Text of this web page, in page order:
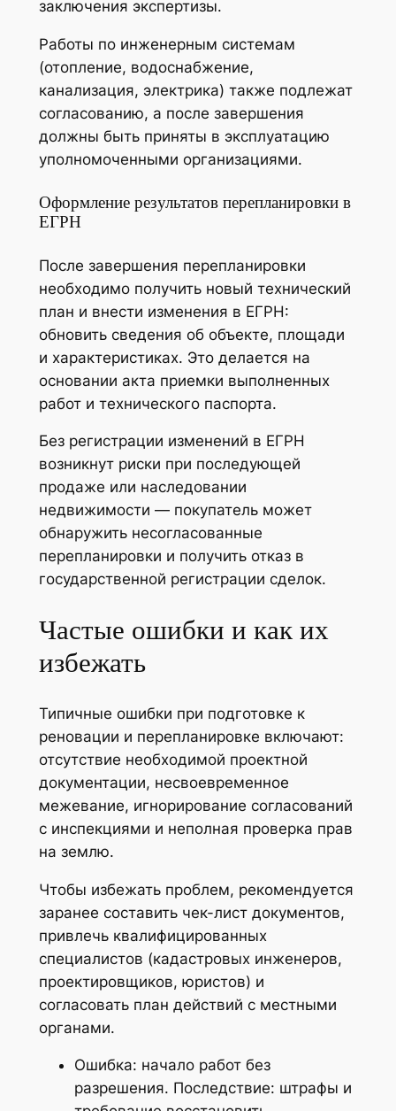
заключения экспертизы.
Работы по инженерным системам
(отопление, водоснабжение,
канализация, электрика) также подлежат
согласованию, а после завершения
должны быть приняты в эксплуатацию
уполномоченными организациями.
Оформление результатов перепланировки в
ЕГРН
После завершения перепланировки
необходимо получить новый технический
план и внести изменения в ЕГРН:
обновить сведения об объекте, площади
и характеристиках. Это делается на
основании акта приемки выполненных
работ и технического паспорта.
Без регистрации изменений в ЕГРН
возникнут риски при последующей
продаже или наследовании
недвижимости — покупатель может
обнаружить несогласованные
перепланировки и получить отказ в
государственной регистрации сделок.
Частые ошибки и как их
избежать
Типичные ошибки при подготовке к
реновации и перепланировке включают:
отсутствие необходимой проектной
документации, несвоевременное
межевание, игнорирование согласований
с инспекциями и неполная проверка прав
на землю.
Чтобы избежать проблем, рекомендуется
заранее составить чек-лист документов,
привлечь квалифицированных
специалистов (кадастровых инженеров,
проектировщиков, юристов) и
согласовать план действий с местными
органами.
Ошибка: начало работ без
разрешения. Последствие: штрафы и